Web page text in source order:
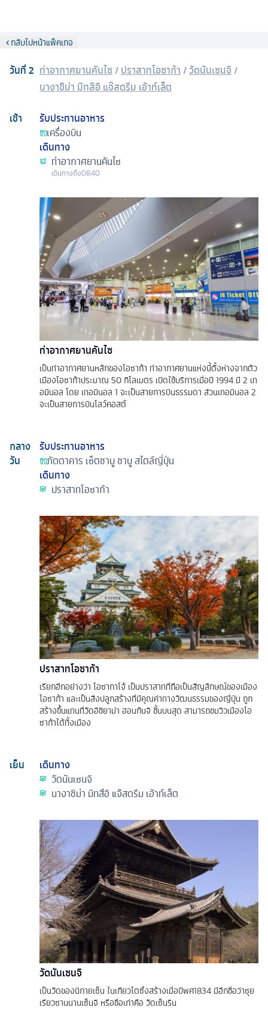
กลับไปหน้าแพ็คเกจ
วันที่2 ท่าอากาศยานคันไซ /ปราสาทโอซาก้า /วัดนันเซนจิ /
นางาชิม่า มิทสึอิ แจ๊สดรีม เอ้าท์เล็ต
เช้า
รับประทานอาหาร
เครื่องบิน
เดินทาง
ท่าอากาศยานคันไซ
เดินทางถึง08.40
ท่าอากาศยานคันไซ
เป็นท่าอากาศยานหลักของโอซาก้า ท่าอากาศยานแห่งนี้ตั้งห่างจากตัว
เมืองโอซาก้าประมาณ 50 กิโลเมตร เปิดใช้บริการเมื่อปี 1994 มี 2 เท
อมินอล โดย เทอมินอล 1 จะเป็นสายการบินธรรมดา ส่วนเทอมินอล 2
จะเป็นสายการบินโลว์คอสต์
กลาง
วัน
รับประทานอาหาร
ภัตตาคาร เซ็ตชาบู ชาบู สไตล์ญี่ปุ่น
เดินทาง
ปราสาทโอซาก้า
ปราสาทโอซาก้า
เรียกอีกอย่างว่า โอซากาโจ้ เป็นปราสาทที่ถือเป็นสัญลักษณ์ของเมือง
โอซาก้า และเป็นสิ่งปลูกสร้างที่มีคุณค่าทางวัฒนธรรมของญี่ปุ่น ถูก
สร้างขึ้นแทนที่วัดอิชิยาม่า ฮอนกันจิ ชั้นบนสุด สามารถชมวิวเมืองโอ
ซาก้าได้ทั้งเมือง
เย็น
เดินทาง
วัดนันเซนจิ
นางาชิม่า มิทสึอิ แจ๊สดรีม เอ้าท์เล็ต
วัดนันเซนจิ
เป็นวัดของนิกายเซ็น ในเกียวโตซึ่งสร้างเมื่อปีพศ1834 มีอีกชื่อว่าซุย
เรียวซานนานเซ็นจิ หรือชื่อเก่าคือ วัดเซ็นริน